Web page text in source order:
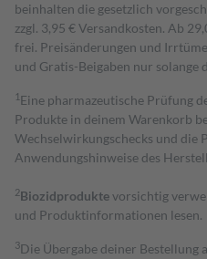
beinhalten die gesetzlich
zzgl. 3,95 € Versandkosten. Ab
frei. Preisänderungen und
und Gratis-Beigaben nur solange
1 Eine pharmazeutische Prüfung
Produkte in deinem Warenkorb
Wechselwirkungschecks und die
Anwendungshinweise des
2Biozidproduktevorsichtig
und Produktinformationen lesen.
3Die Übergabe deiner